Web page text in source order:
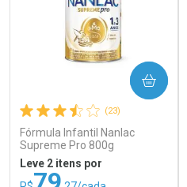
(23)
Fórmula Infantil Nanlac
Supreme Pro 800g
Leve 2 itens por
COMPRAR